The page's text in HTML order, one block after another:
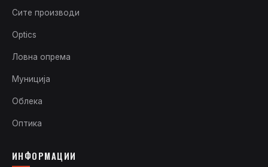
Сите производи
Optics
Ловна опрема
Муниција
Облека
Оптика
ИНФОРМАЦИИ